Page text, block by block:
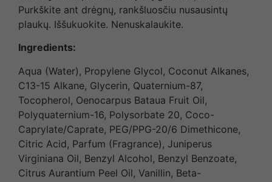
Purkškite ant drėgnų, rankšluosčiu nusausintų
plaukų. Iššukuokite. Nenuskalaukite.
Ingredients:
Aqua (Water), Propylene Glycol, Coconut Alkanes,
C13-15 Alkane, Glycerin, Quaternium-87,
Tocopherol, Oenocarpus Bataua Fruit Oil,
Polyquaternium-16, Polysorbate 20, Coco-
Caprylate/Caprate, PEG/PPG-20/6 Dimethicone,
Citric Acid, Parfum (Fragrance), Juniperus
Virginiana Oil, Benzyl Alcohol, Benzyl Benzoate,
Citrus Aurantium Peel Oil, Vanillin, Beta-